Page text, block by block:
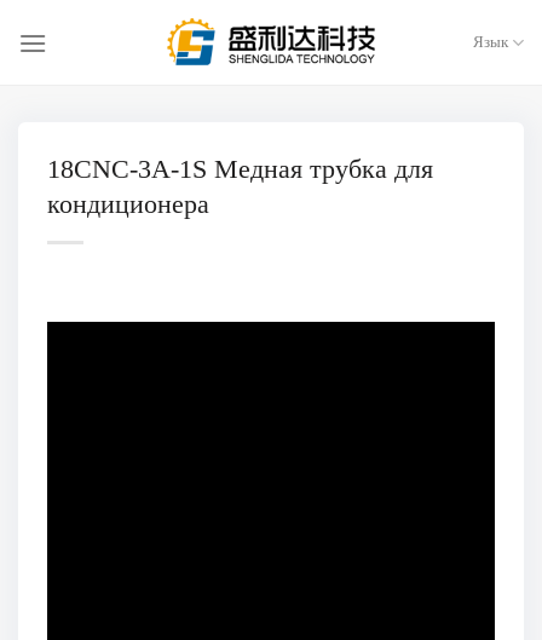
Язык
18CNC-3A-1S Медная трубка для
кондиционера